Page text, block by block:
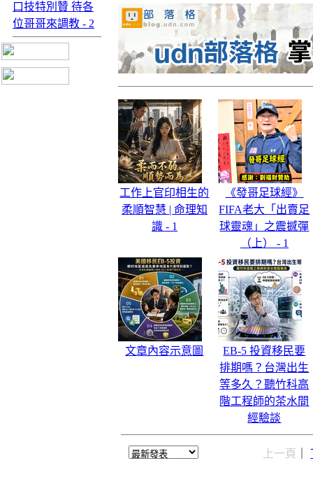
口技特別贊 待各
位哥哥來調教 - 2
工作上官印相生的
柔順智慧 | 命理知
識 - 1
《發哥足球經》
FIFA老大「出賣足
球靈魂」之震撼彈
（上） - 1
文章內容示意圖
EB-5 投資移民要
排期嗎？台灣出生
等多久？聽竹科高
階工程師的茶水間
經驗談
上一頁 ｜